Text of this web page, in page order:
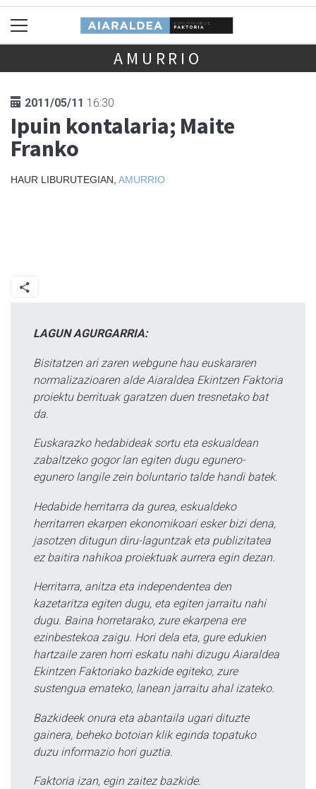
AMURRIO
2011/05/11 16:30
Ipuin kontalaria; Maite
Franko
HAUR LIBURUTEGIAN, AMURRIO
LAGUN AGURGARRIA:
Bisitatzen ari zaren webgune hau euskararen
normalizazioaren alde Aiaraldea Ekintzen Faktoria
proiektu berrituak garatzen duen tresnetako bat
da.
Euskarazko hedabideak sortu eta eskualdean
zabaltzeko gogor lan egiten dugu egunero-
egunero langile zein boluntario talde handi batek.
Hedabide herritarra da gurea, eskualdeko
herritarren ekarpen ekonomikoari esker bizi dena,
jasotzen ditugun diru-laguntzak eta publizitatea
ez baitira nahikoa proiektuak aurrera egin dezan.
Herritarra, anitza eta independentea den
kazetaritza egiten dugu, eta egiten jarraitu nahi
dugu. Baina horretarako, zure ekarpena ere
ezinbestekoa zaigu. Hori dela eta, gure edukien
hartzaile zaren horri eskatu nahi dizugu Aiaraldea
Ekintzen Faktoriako bazkide egiteko, zure
sustengua emateko, lanean jarraitu ahal izateko.
Bazkideek onura eta abantaila ugari dituzte
gainera, beheko botoian klik eginda topatuko
duzu informazio hori guztia.
Faktoria izan, egin zaitez bazkide.